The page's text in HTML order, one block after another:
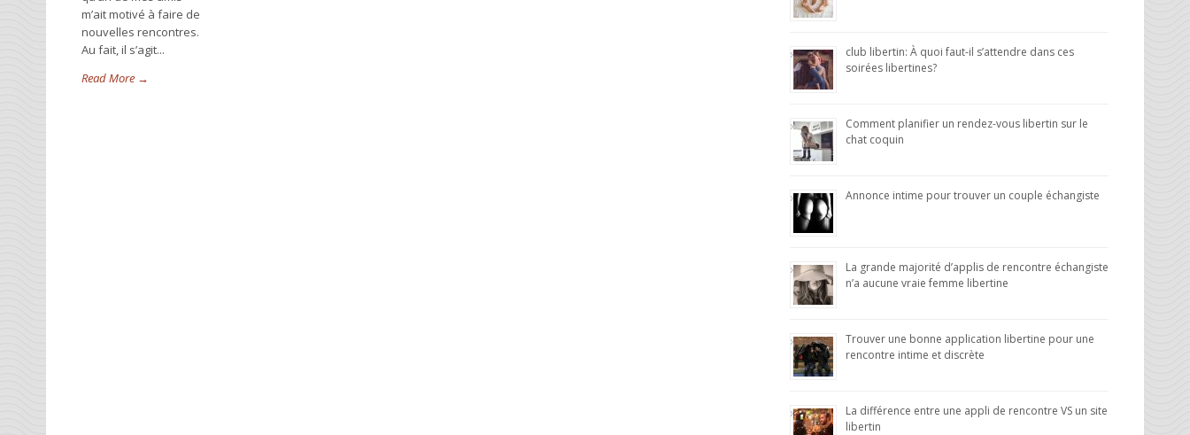
m’ait motivé à faire de
nouvelles rencontres.
Au fait, il s’agit...
Read More →
club libertin: À quoi faut-il s’attendre dans ces
soirées libertines?
Comment planifier un rendez-vous libertin sur le
chat coquin
Annonce intime pour trouver un couple échangiste
La grande majorité d’applis de rencontre échangiste
n’a aucune vraie femme libertine
Trouver une bonne application libertine pour une
rencontre intime et discrète
La différence entre une appli de rencontre VS un site
libertin